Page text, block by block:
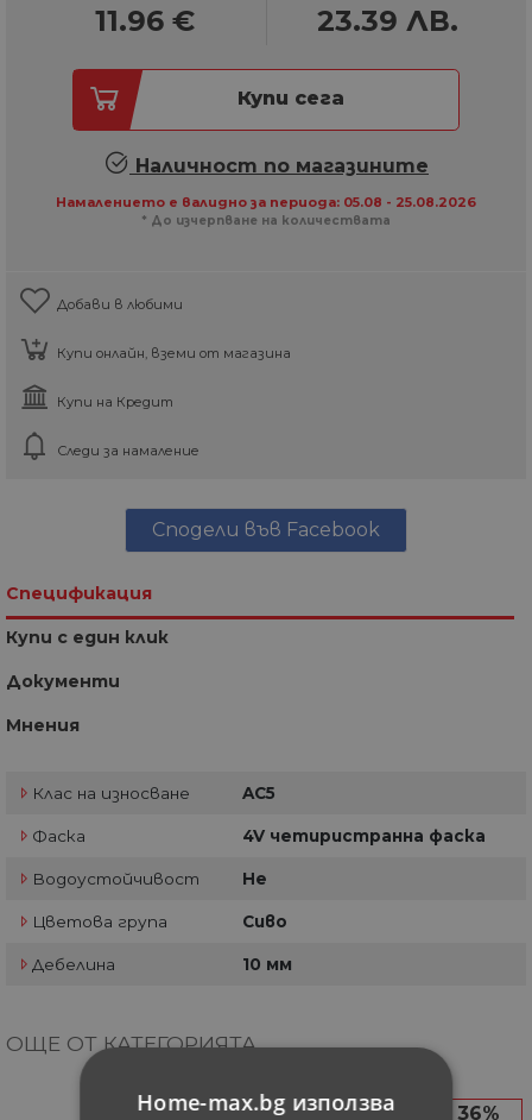
11.96 € 23.39 ЛВ.
Купи сега
Наличност по магазините
Намалението е валидно за периода: 05.08 - 25.08.2026
* До изчерпване на количествата
Добави в любими
Купи онлайн, вземи от магазина
Купи на Кредит
Следи за намаление
Сподели във Facebook
Спецификация
Купи с един клик
Документи
Мнения
Клас на износване AC5
Фаска 4V четиристранна фаска
Водоустойчивост Не
Цветова група Сиво
Дебелина 10 мм
ОЩЕ ОТ КАТЕГОРИЯТА
35% 36%
Home-max.bg използва